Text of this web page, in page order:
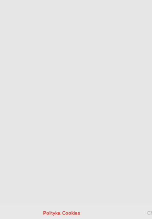
Polityka Cookies